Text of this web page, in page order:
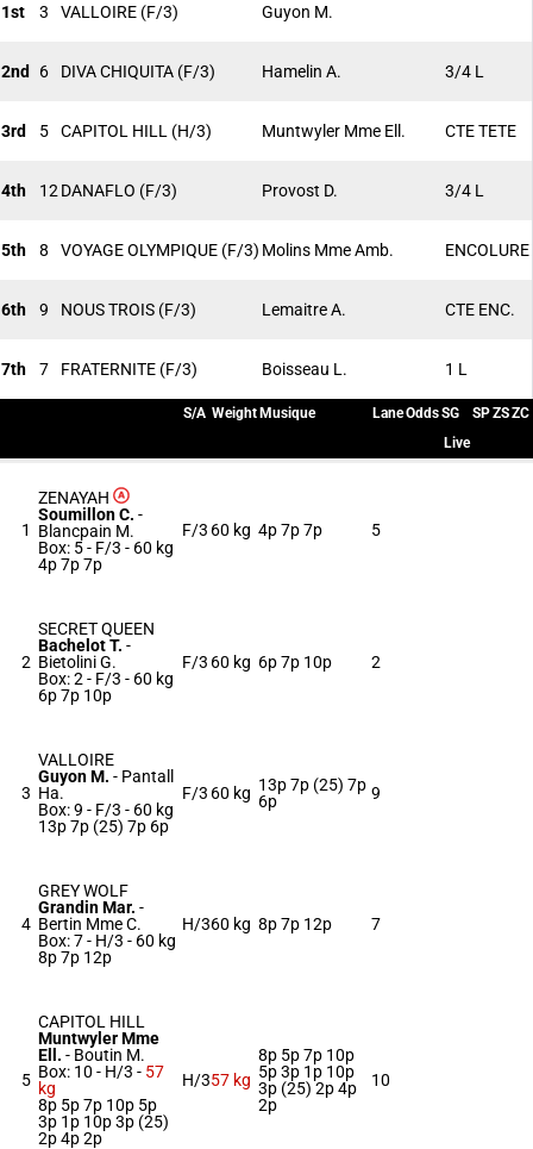
1st 3 VALLOIRE (F/3) Guyon M.
2nd 6 DIVA CHIQUITA (F/3) Hamelin A. 3/4 L
3rd 5 CAPITOL HILL (H/3) Muntwyler Mme Ell. CTE TETE
4th 12 DANAFLO (F/3) Provost D. 3/4 L
5th 8 VOYAGE OLYMPIQUE (F/3) Molins Mme Amb. ENCOLURE
6th 9 NOUS TROIS (F/3) Lemaitre A. CTE ENC.
7th 7 FRATERNITE (F/3) Boisseau L. 1 L
S/A Weight Musique LaneOddsSG SPZSZC
Live
1
ZENAYAH
Soumillon C. -
Blancpain M.
Box: 5 - F/3 - 60 kg
4p 7p 7p
F/3 60 kg 4p 7p 7p 5
2
SECRET QUEEN
Bachelot T. -
Bietolini G.
Box: 2 - F/3 - 60 kg
6p 7p 10p
F/3 60 kg 6p 7p 10p 2
3
VALLOIRE
Guyon M. - Pantall
Ha.
Box: 9 - F/3 - 60 kg
13p 7p (25) 7p 6p
F/3 60 kg 13p 7p (25) 7p
6p
9
4
GREY WOLF
Grandin Mar. -
Bertin Mme C.
Box: 7 - H/3 - 60 kg
8p 7p 12p
H/360 kg 8p 7p 12p 7
5
CAPITOL HILL
Muntwyler Mme
Ell. - Boutin M.
Box: 10 - H/3 - 57
kg
8p 5p 7p 10p 5p
3p 1p 10p 3p (25)
2p 4p 2p
H/357 kg
8p 5p 7p 10p
5p 3p 1p 10p
3p (25) 2p 4p
2p
10